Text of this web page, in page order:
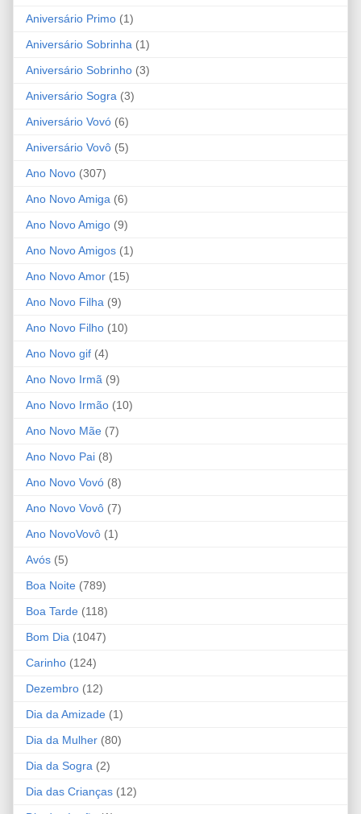
Aniversário Primo (1)
Aniversário Sobrinha (1)
Aniversário Sobrinho (3)
Aniversário Sogra (3)
Aniversário Vovó (6)
Aniversário Vovô (5)
Ano Novo (307)
Ano Novo Amiga (6)
Ano Novo Amigo (9)
Ano Novo Amigos (1)
Ano Novo Amor (15)
Ano Novo Filha (9)
Ano Novo Filho (10)
Ano Novo gif (4)
Ano Novo Irmã (9)
Ano Novo Irmão (10)
Ano Novo Mãe (7)
Ano Novo Pai (8)
Ano Novo Vovó (8)
Ano Novo Vovô (7)
Ano NovoVovô (1)
Avós (5)
Boa Noite (789)
Boa Tarde (118)
Bom Dia (1047)
Carinho (124)
Dezembro (12)
Dia da Amizade (1)
Dia da Mulher (80)
Dia da Sogra (2)
Dia das Crianças (12)